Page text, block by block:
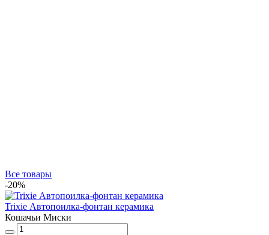
Все товары
-20%
Trixie Автопоилка-фонтан керамика
Кошачьи Миски